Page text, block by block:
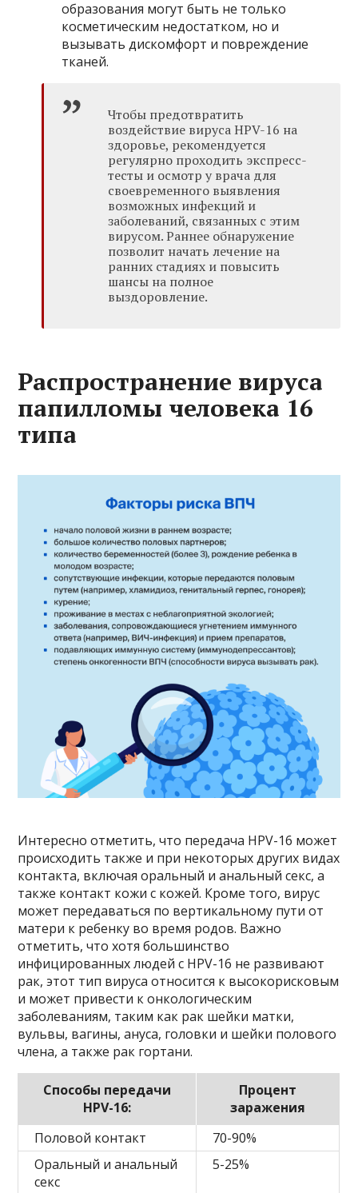
образования могут быть не только
косметическим недостатком, но и
вызывать дискомфорт и повреждение
тканей.
Чтобы предотвратить
воздействие вируса HPV-16 на
здоровье, рекомендуется
регулярно проходить экспресс-
тесты и осмотр у врача для
своевременного выявления
возможных инфекций и
заболеваний, связанных с этим
вирусом. Раннее обнаружение
позволит начать лечение на
ранних стадиях и повысить
шансы на полное
выздоровление.
Распространение вируса
папилломы человека 16
типа
Интересно отметить, что передача HPV-16 может
происходить также и при некоторых других видах
контакта, включая оральный и анальный секс, а
также контакт кожи с кожей. Кроме того, вирус
может передаваться по вертикальному пути от
матери к ребенку во время родов. Важно
отметить, что хотя большинство
инфицированных людей с HPV-16 не развивают
рак, этот тип вируса относится к высокорисковым
и может привести к онкологическим
заболеваниям, таким как рак шейки матки,
вульвы, вагины, ануса, головки и шейки полового
члена, а также рак гортани.
Способы передачи
HPV-16:
Процент
заражения
Половой контакт
70-90%
Оральный и анальный
секс
5-25%